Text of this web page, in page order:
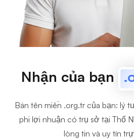
Nhận của bạn
Bán tên miền .org.tr của bạn: lý
phi lợi nhuận có trụ sở tại Thổ
lòng tin và uy tín